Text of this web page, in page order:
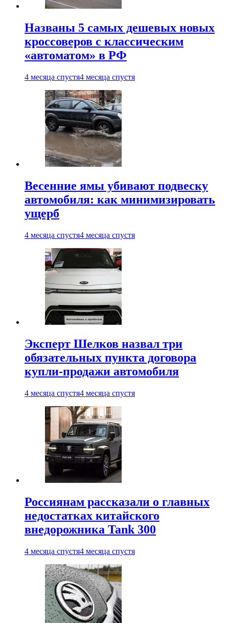
Названы 5 самых дешевых новых
кроссоверов с классическим
«автоматом» в РФ
4 месяца спустя4 месяца спустя
Весенние ямы убивают подвеску
автомобиля: как минимизировать
ущерб
4 месяца спустя4 месяца спустя
Эксперт Шелков назвал три
обязательных пункта договора
купли-продажи автомобиля
4 месяца спустя4 месяца спустя
Россиянам рассказали о главных
недостатках китайского
внедорожника Tank 300
4 месяца спустя4 месяца спустя